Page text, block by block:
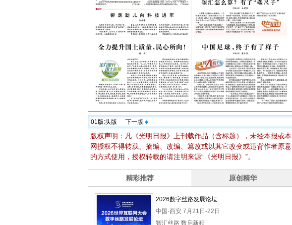
01版:头版 下一版
版权声明：凡《光明日报》上刊载作品（含标题），未经本报或本
网授权不得转载、摘编、改编、篡改或以其它改变或违背作者原意
的方式使用，授权转载的请注明来源“《光明日报》”。